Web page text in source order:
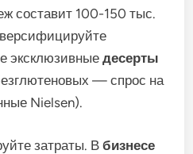
составит 100-150 тыс.
эксклюзивныедесерты
— спрос на
Nielsen).
затраты. Вбизнесе